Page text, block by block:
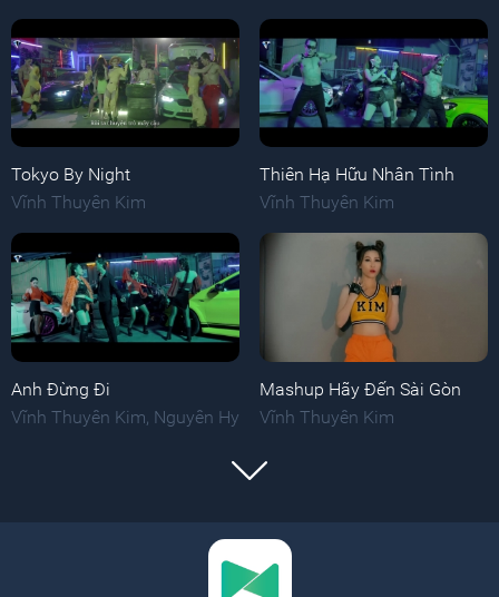
Tokyo By Night
Vĩnh Thuyên Kim
Thiên Hạ Hữu Nhân Tình
Vĩnh Thuyên Kim
Anh Đừng Đi
Vĩnh Thuyên Kim Nguyên Hy
Mashup Hãy Đến Sài Gòn
Vĩnh Thuyên Kim